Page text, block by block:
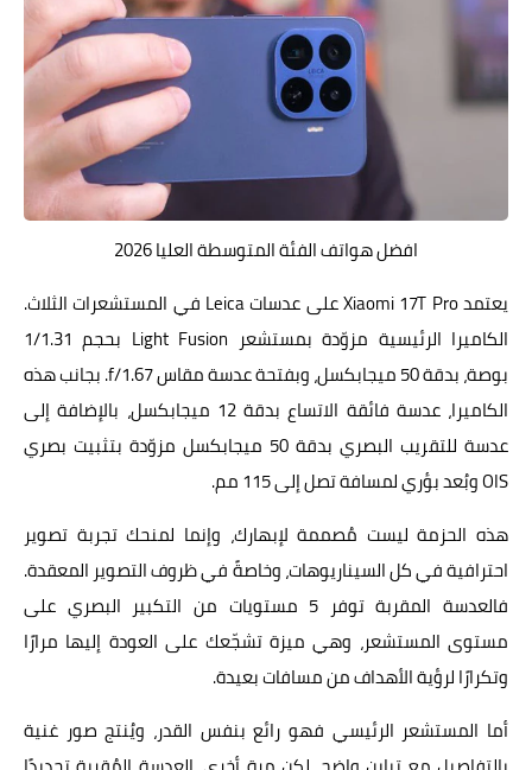
افضل هواتف الفئة المتوسطة العليا 2026
يعتمد Xiaomi 17T Pro على عدسات Leica في المستشعرات الثلاث.
الكاميرا الرئيسية مزوّدة بمستشعر Light Fusion بحجم 1/1.31
بوصة، بدقة 50 ميجابكسل، وبفتحة عدسة مقاس f/1.67. بجانب هذه
الكاميرا، عدسة فائقة الاتساع بدقة 12 ميجابكسل، بالإضافة إلى
عدسة للتقريب البصري بدقة 50 ميجابكسل مزوّدة بتثبيت بصري
OIS وبُعد بؤري لمسافة تصل إلى 115 مم.
هذه الحزمة ليست مُصممة لإبهارك، وإنما لمنحك تجربة تصوير
احترافية في كل السيناريوهات، وخاصةً في ظروف التصوير المعقدة.
فالعدسة المقربة توفر 5 مستويات من التكبير البصري على
مستوى المستشعر، وهي ميزة تشجّعك على العودة إليها مرارًا
وتكرارًا لرؤية الأهداف من مسافات بعيدة.
أما المستشعر الرئيسي فهو رائع بنفس القدر، ويُنتج صور غنية